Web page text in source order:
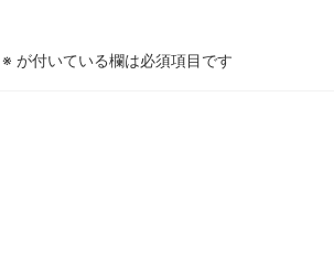
※ が付いている欄は必須項目です